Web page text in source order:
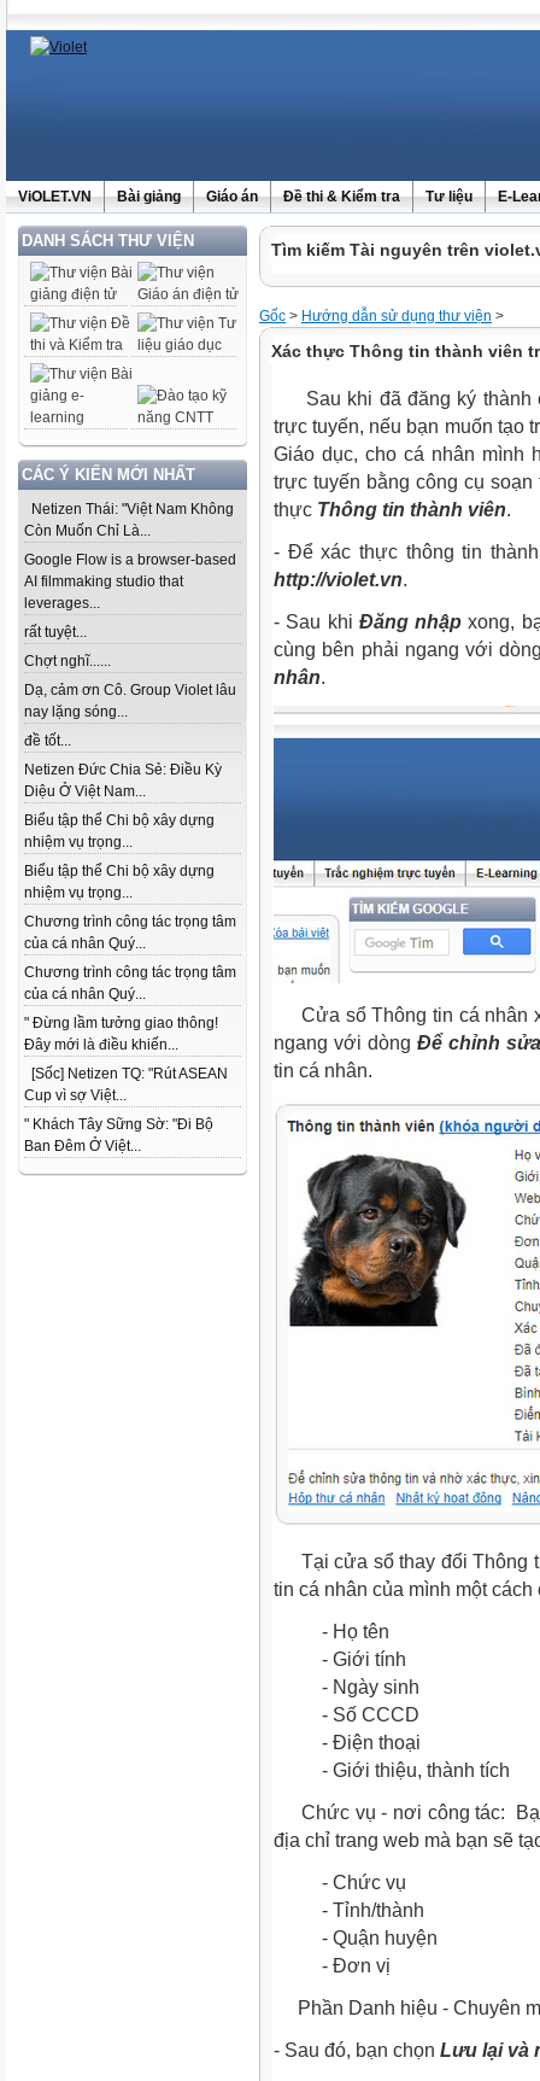
ViOLET.VN Bài giảng Giáo án Đề thi & Kiểm tra Tư liệu E-
DANH SÁCH THƯ VIỆN
CÁC Ý KIẾN MỚI NHẤT
Netizen Thái: "Việt Nam Không
Còn Muốn Chỉ Là...
Google Flow is a browser-based
AI filmmaking studio that
leverages...
rất tuyệt...
Chợt nghĩ......
Dạ, cảm ơn Cô. Group Violet lâu
nay lặng sóng...
đề tốt...
Netizen Đức Chia Sẻ: Điều Kỳ
Diệu Ở Việt Nam...
Biểu tập thể Chi bộ xây dựng
nhiệm vụ trọng...
Biểu tập thể Chi bộ xây dựng
nhiệm vụ trọng...
Chương trình công tác trọng tâm
của cá nhân Quý...
Chương trình công tác trọng tâm
của cá nhân Quý...
" Đừng lầm tưởng giao thông!
Đây mới là điều khiến...
[Sốc] Netizen TQ: "Rút ASEAN
Cup vì sợ Việt...
" Khách Tây Sững Sờ: "Đi Bộ
Ban Đêm Ở Việt...
Tìm kiếm Tài nguyên trên
Gốc > Hướng dẫn sử dụng thư viện >
Xác thực Thông tin thành viên
Sau khi đã đăng ký thành
trực tuyến, nếu bạn muốn tạo
Giáo dục, cho cá nhân mình
trực tuyến bằng công cụ
thực Thông tin thành viên.
- Để xác thực thông tin
http://violet.vn.
- Sau khi Đăng nhập xong,
cùng bên phải ngang với
nhân.
Cửa sổ Thông tin cá nhân
ngang với dòng Để chỉnh
tin cá nhân.
Tại cửa sổ thay đổi Thông
tin cá nhân của mình một
- Họ tên
- Giới tính
- Ngày sinh
- Số CCCD
- Điện thoại
- Giới thiệu, thành tích
Chức vụ - nơi công tác:
địa chỉ trang web mà bạn sẽ
- Chức vụ
- Tỉnh/thành
- Quận huyện
- Đơn vị
Phần Danh hiệu - Chuyên
- Sau đó, bạn chọn Lưu lại và